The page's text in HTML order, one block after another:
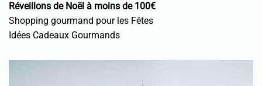
Réveillons de Noël à moins de 100€
Shopping gourmand pour les Fêtes
Idées Cadeaux Gourmands